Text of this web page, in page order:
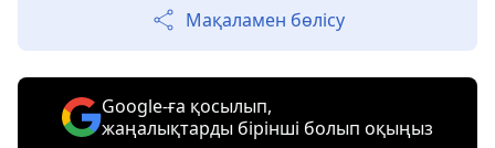
Мақаламен бөлісу
Google-ға қосылып,
жаңалықтарды бірінші болып оқыңыз